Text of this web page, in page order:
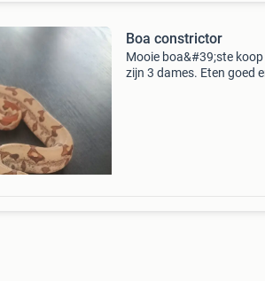
Boa constrictor
Mooie boa&#39;ste
zijn 3 dames. Eten goed